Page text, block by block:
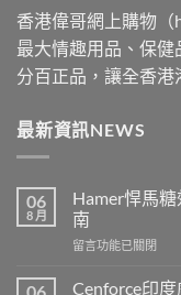
香港偉哥網上購物
最大情趣用品、保
分百正品，讓全香港
最新資訊NEWS
06
8 月
Hamer悍馬
南
在
悍
留言功能已關閉
Cenforce印